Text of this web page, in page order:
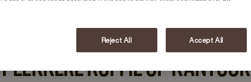
LEKKERE KOFFIE OP KANTOOR
Reject All Accept All